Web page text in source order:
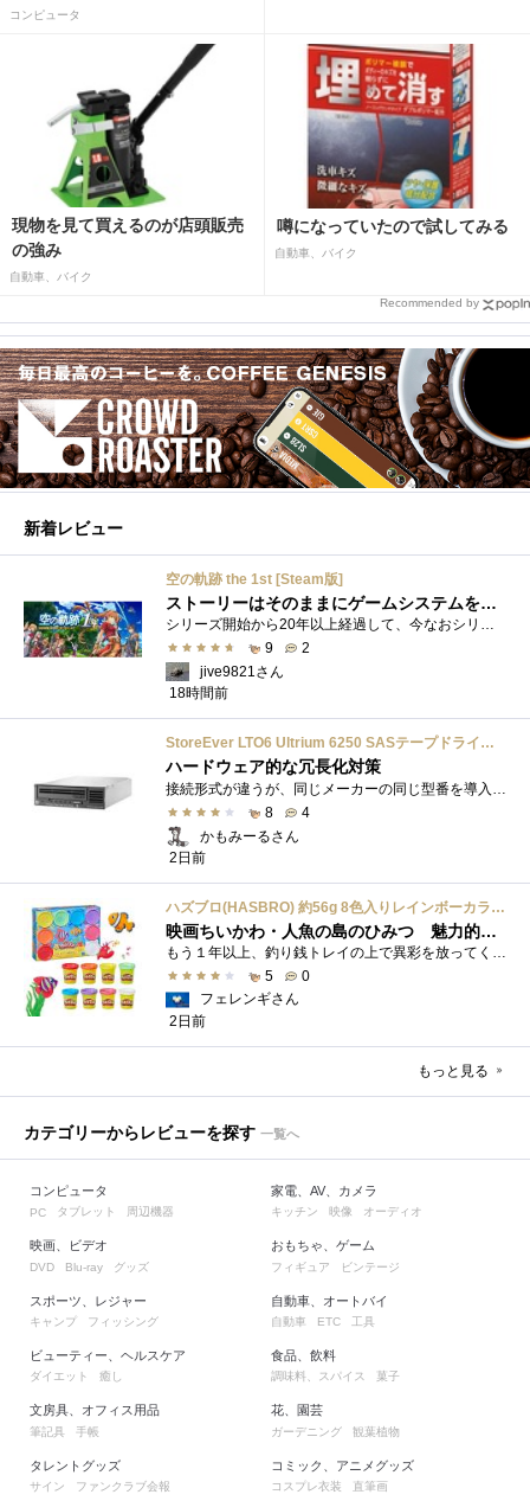
コンピュータ
現物を見て買えるのが店頭販売
の強み
自動車、バイク
噂になっていたので試してみる
自動車、バイク
Recommended by
新着レビュー
空の軌跡 the 1st [Steam版]
ストーリーはそのままにゲームシステムを現代化
シリーズ開始から20年以上経過して、今なおシリーズの完結が見えてこない日本ファルコムのストーリーRPG、「英雄伝説軌跡シリーズ」。シリーズ...
9
2
jive9821さん
18時間前
StoreEver LTO6 Ultrium 6250 SASテープドライブ(内蔵型)
ハードウェア的な冗長化対策
接続形式が違うが、同じメーカーの同じ型番を導入しています。製品としてのレビューは下記の方で行っています。いざ使おうとしたときに故障�...
8
4
かもみーるさん
2日前
ハズブロ(HASBRO) 約56g 8色入りレインボーカラーのプレイ・ドー、新学期用品、2才以上のプリスクールの子供向け、子供向けのアート&クラフト 粘土 ねんど、こどもの日、子供の日プレゼント
映画ちいかわ・人魚の島のひみつ 魅力的なビラン：セイレーンを造ってみた
もう１年以上、釣り銭トレイの上で異彩を放ってくれたミャクミャクのマグネット 映画ちいかわ人魚の島のひみつを鑑賞後、素敵なビランのセイ...
5
0
フェレンギさん
2日前
もっと見る
カテゴリーからレビューを探す 一覧へ
コンピュータ
PC タブレット 周辺機器
映画、ビデオ
DVD Blu-ray グッズ
スポーツ、レジャー
キャンプ フィッシング
ビューティー、ヘルスケア
ダイエット 癒し
文房具、オフィス用品
筆記具 手帳
タレントグッズ
サイン ファンクラブ会報
家電、AV、カメラ
キッチン 映像 オーディオ
おもちゃ、ゲーム
フィギュア ビンテージ
自動車、オートバイ
自動車 ETC 工具
食品、飲料
調味料、スパイス 菓子
花、園芸
ガーデニング 観葉植物
コミック、アニメグッズ
コスプレ衣装 直筆画